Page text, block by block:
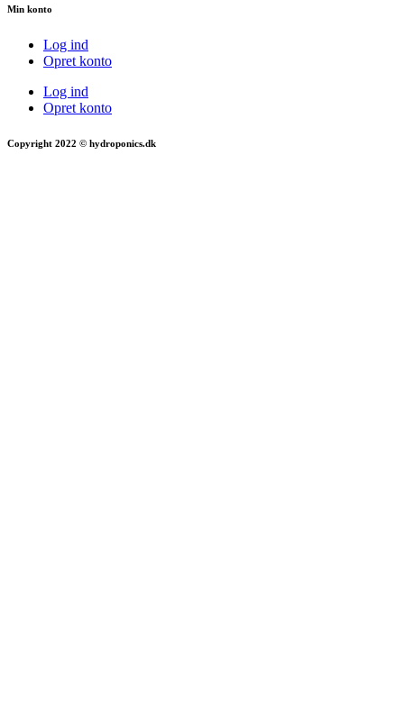
Min konto
Log ind
Opret konto
Log ind
Opret konto
Copyright 2022 © hydroponics.dk